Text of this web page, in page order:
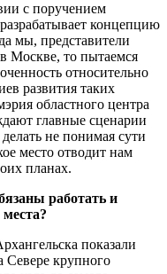
с поручением
концепцию
мы, представители
Москве, то пытаемся
относительно
развития таких
областного центра
главные сценарии
не понимая сути
место отводит нам
планах.
работать и
места?
показали
Севере крупного